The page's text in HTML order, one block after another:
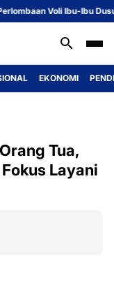
Voli Ibu-Ibu Dusun 1
EKONOMI
Tua,
Layani